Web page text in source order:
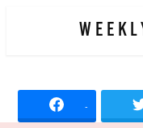
コ
ン
-